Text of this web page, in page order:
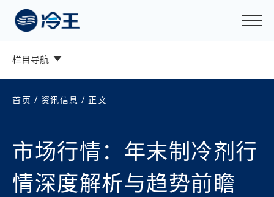
栏目导航
首页 / 资讯信息 / 正文
市场行情：年末制冷剂行
情深度解析与趋势前瞻